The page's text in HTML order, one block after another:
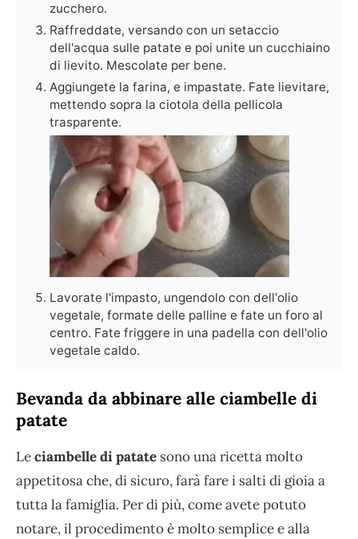
zucchero.
Raffreddate, versando con un setaccio
dell'acqua sulle patate e poi unite un cucchiaino
di lievito. Mescolate per bene.
Aggiungete la farina, e impastate. Fate lievitare,
mettendo sopra la ciotola della pellicola
trasparente.
Lavorate l'impasto, ungendolo con dell'olio
vegetale, formate delle palline e fate un foro al
centro. Fate friggere in una padella con dell'olio
vegetale caldo.
Bevanda da abbinare alle ciambelle di
patate
Leciambelle di patate sono una ricetta molto
appetitosa che, di sicuro, farà fare i salti di gioia a
tutta la famiglia. Per di più, come avete potuto
notare, il procedimento è molto semplice e alla